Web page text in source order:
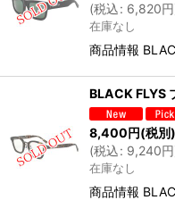
(税込: 6,820円
在庫なし
商品情報
BLACK FLYS
8,400円(税別)
(税込: 9,240円
在庫なし
商品情報